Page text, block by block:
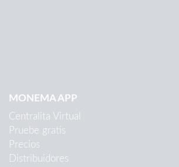
MONEMA APP
Centralita Virtual
Pruebe gratis
Precios
Distribuidores